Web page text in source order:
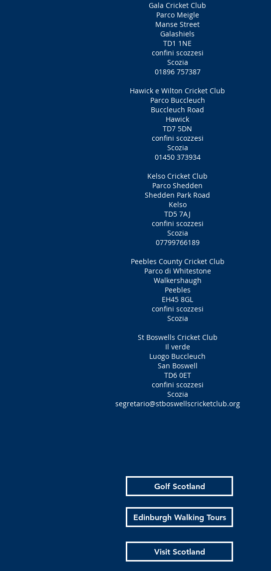
Gala Cricket Club
Parco Meigle
Manse Street
Galashiels
TD1 1NE
confini scozzesi
Scozia
01896 757387
Hawick e Wilton Cricket Club
Parco Buccleuch
Buccleuch Road
Hawick
TD7 5DN
confini scozzesi
Scozia
01450 373934
Kelso Cricket Club
Parco Shedden
Shedden Park Road
Kelso
TD5 7AJ
confini scozzesi
Scozia
07799766189
Peebles County Cricket Club
Parco di Whitestone
Walkershaugh
Peebles
EH45 8GL
confini scozzesi
Scozia
St Boswells Cricket Club
Il verde
Luogo Buccleuch
San Boswell
TD6 0ET
confini scozzesi
Scozia
segretario@stboswellscricketclub.org
Golf Scotland
Edinburgh Walking Tours
Visit Scotland